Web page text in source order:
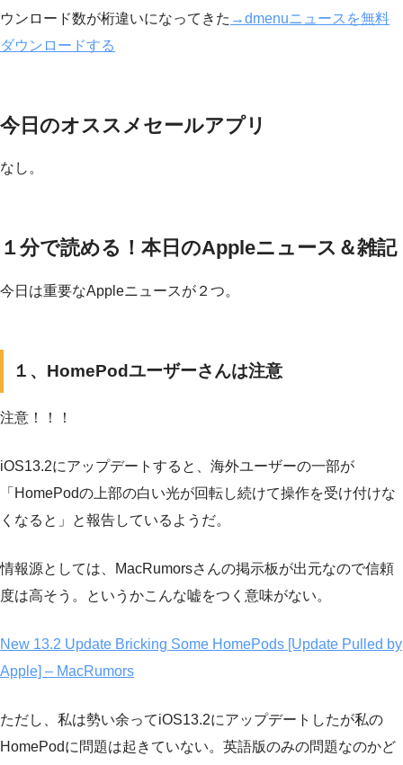
ウンロード数が桁違いになってきた →dmenuニュースを無料
ダウンロードする
今日のオススメセールアプリ
なし。
１分で読める！本日のAppleニュース＆雑記
今日は重要なAppleニュースが２つ。
１、HomePodユーザーさんは注意
注意！！！
iOS13.2にアップデートすると、海外ユーザーの一部が
「HomePodの上部の白い光が回転し続けて操作を受け付けな
くなると」と報告しているようだ。
情報源としては、MacRumorsさんの掲示板が出元なので信頼
度は高そう。というかこんな嘘をつく意味がない。
New 13.2 Update Bricking Some HomePods [Update Pulled by
Apple] – MacRumors
ただし、私は勢い余ってiOS13.2にアップデートしたが私の
HomePodに問題は起きていない。英語版のみの問題なのかど